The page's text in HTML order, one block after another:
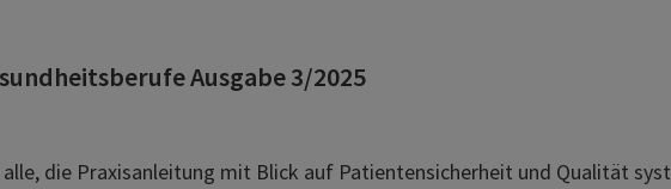
Ausgabe 3/2025
die Praxisanleitung mit Blick auf Patientensicherheit und Qualität